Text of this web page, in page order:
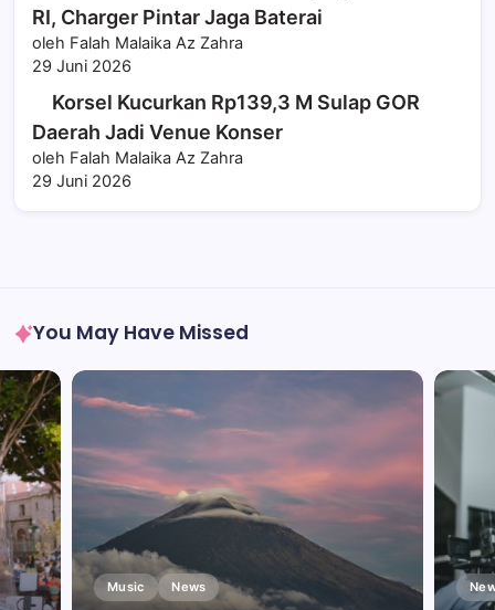
RI, Charger Pintar Jaga Baterai
oleh Falah Malaika Az Zahra
29 Juni 2026
Korsel Kucurkan Rp139,3 M Sulap GOR
Daerah Jadi Venue Konser
oleh Falah Malaika Az Zahra
29 Juni 2026
You May Have Missed
Music News